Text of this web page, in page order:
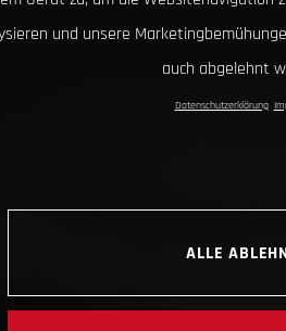
und unsere
auch abgelehnt
Datenschutzerklärung
ALLE